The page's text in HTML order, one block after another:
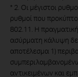
* 2. Οι μέγιστοι
ρυθμοί που
802.11. Η
ασύρματη κάλυψη
αποτέλεσμα 1)
αντικειμένων και